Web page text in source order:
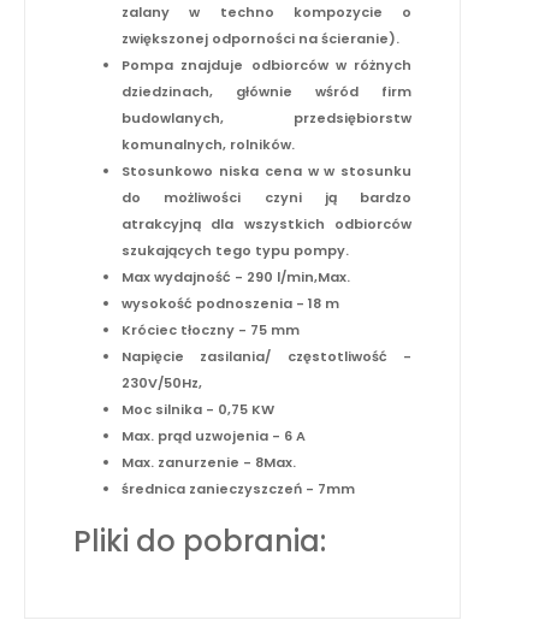
zalany w techno kompozycie o
zwiększonej odporności na ścieranie).
Pompa znajduje odbiorców w różnych
dziedzinach, głównie wśród firm
budowlanych, przedsiębiorstw
komunalnych, rolników.
Stosunkowo niska cena w w stosunku
do możliwości czyni ją bardzo
atrakcyjną dla wszystkich odbiorców
szukających tego typu pompy.
Max wydajność - 290 l/min,Max.
wysokość podnoszenia - 18 m
Króciec tłoczny - 75 mm
Napięcie zasilania/ częstotliwość -
230V/50Hz,
Moc silnika - 0,75 KW
Max. prąd uzwojenia - 6 A
Max. zanurzenie - 8Max.
średnica zanieczyszczeń - 7mm
Pliki do pobrania: